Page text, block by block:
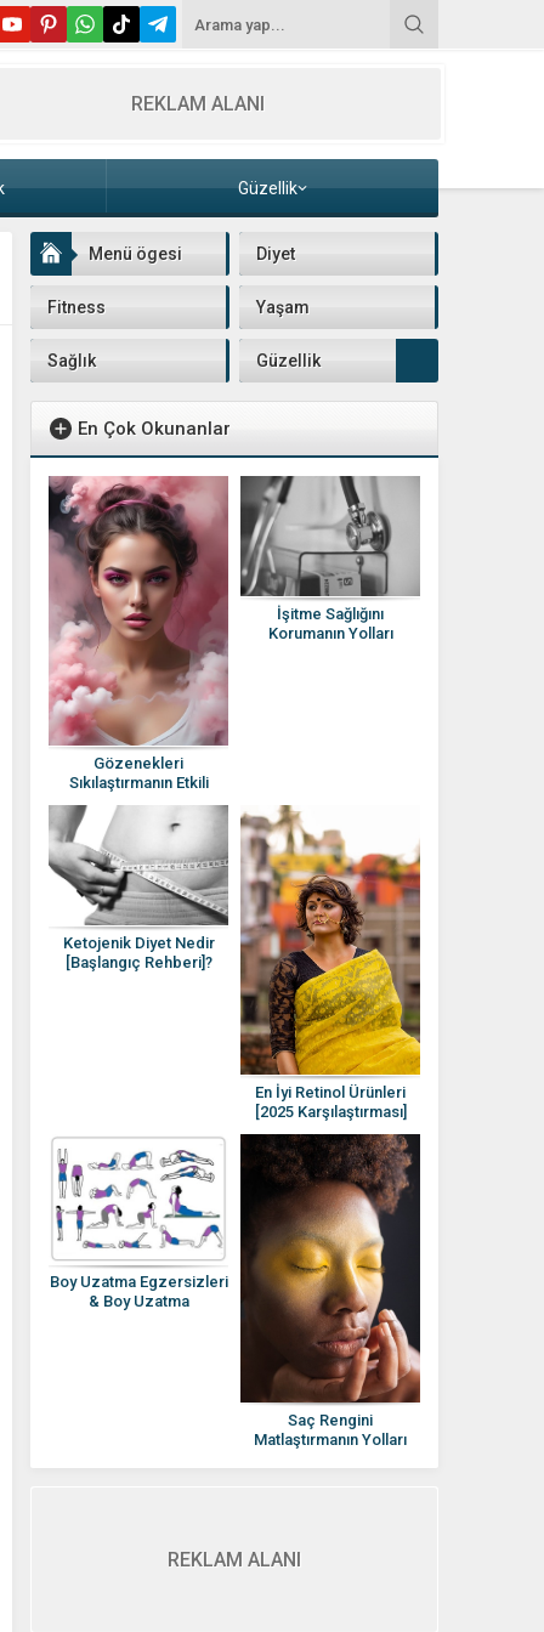
REKLAM ALANI
Güzellik
Menü ögesi Diyet
Fitness Yaşam
Sağlık Güzellik
En Çok Okunanlar
Gözenekleri
Sıkılaştırmanın Etkili
Yöntemleri Nelerdir?
İşitme Sağlığını
Korumanın Yolları
Ketojenik Diyet Nedir
[Başlangıç Rehberi]?
En İyi Retinol Ürünleri
[2025 Karşılaştırması]
Retinol Rehberi
Boy Uzatma Egzersizleri
& Boy Uzatma
Saç Rengini
Matlaştırmanın Yolları
REKLAM ALANI